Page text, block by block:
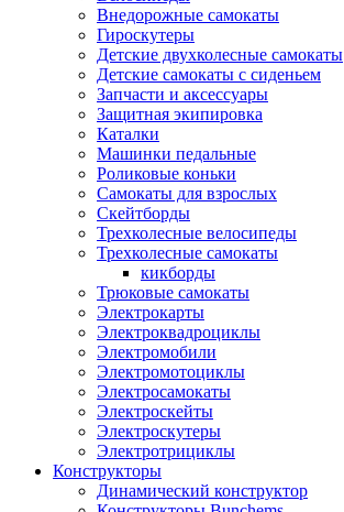
Внедорожные самокаты
Гироскутеры
Детские двухколесные самокаты
Детские самокаты с сиденьем
Запчасти и аксессуары
Защитная экипировка
Каталки
Машинки педальные
Роликовые коньки
Самокаты для взрослых
Скейтборды
Трехколесные велосипеды
Трехколесные самокаты
кикборды
Трюковые самокаты
Электрокарты
Электроквадроциклы
Электромобили
Электромотоциклы
Электросамокаты
Электроскейты
Электроскутеры
Электротрициклы
Конструкторы
Динамический конструктор